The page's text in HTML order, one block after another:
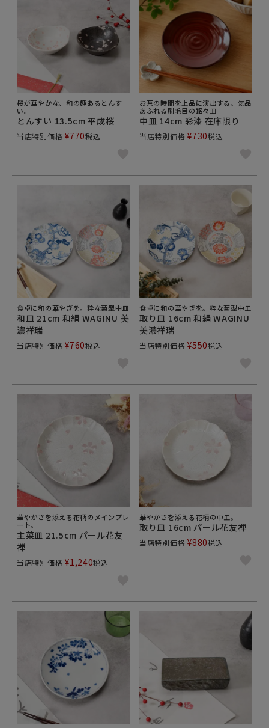
桜が華やかな、和の趣あるとんす
い。
とんすい 13.5cm 平成桜
当店特別価格 ¥770税込
お茶の時間を上品に演出する、気品
あふれる刷毛目の銘々皿
中皿 14cm 彩漆 在庫限り
当店特別価格 ¥730税込
食卓に和の華やぎを。粋な菊型中皿
和皿 21cm 和絹 WAGINU 美
濃祥瑞
当店特別価格 ¥760税込
食卓に和の華やぎを。粋な菊型中皿
取り皿 16cm 和絹 WAGINU
美濃祥瑞
当店特別価格 ¥550税込
華やかさを添える花柄のメインプレ
ート。
主菜皿 21.5cm パール花友
禅
当店特別価格 ¥1,240税込
華やかさを添える花柄の中皿。
取り皿 16cm パール花友禅
当店特別価格 ¥880税込